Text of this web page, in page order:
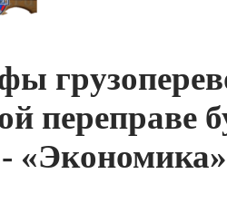
переправе